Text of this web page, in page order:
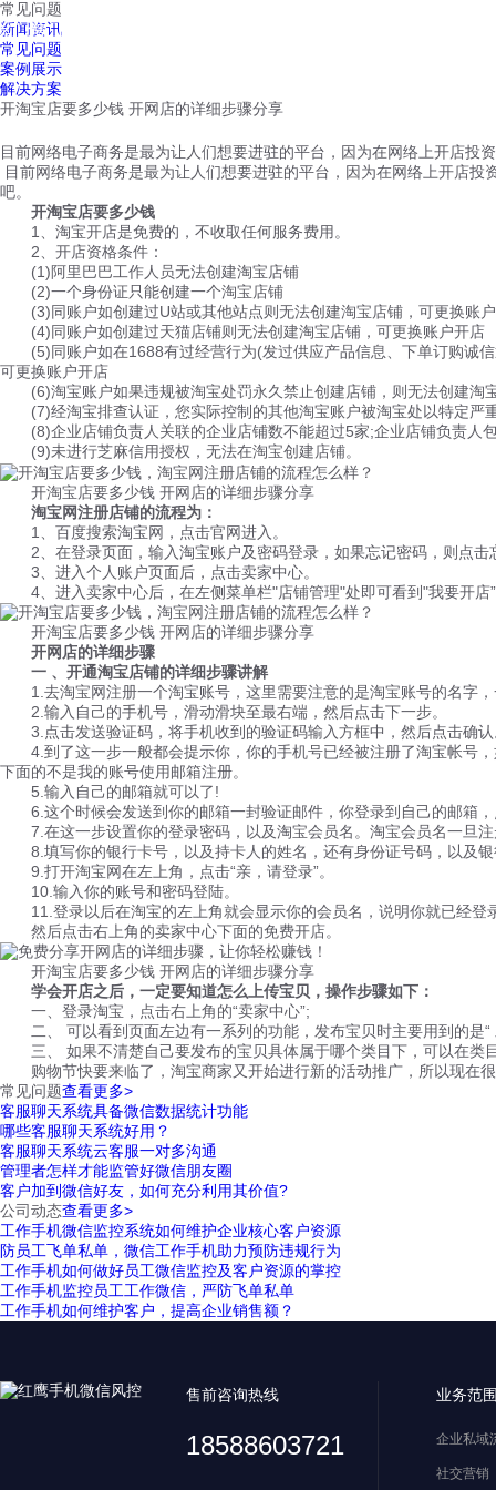
红鹰工作手机
常见问题
新闻资讯
常见问题
案例展示
解决方案
开淘宝店要多少钱 开网店的详细步骤分享
目前网络电子商务是最为让人们想要进驻的平台，因为在网络上开店
目前网络电子商务是最为让人们想要进驻的平台，因为在网络上开店
吧。
开淘宝店要多少钱
1、淘宝开店是免费的，不收取任何服务费用。
2、开店资格条件：
(1)阿里巴巴工作人员无法创建淘宝店铺
(2)一个身份证只能创建一个淘宝店铺
(3)同账户如创建过U站或其他站点则无法创建淘宝店铺，可更换账
(4)同账户如创建过天猫店铺则无法创建淘宝店铺，可更换账户开店
(5)同账户如在1688有过经营行为(发过供应产品信息、下单订购诚信
可更换账户开店
(6)淘宝账户如果违规被淘宝处罚永久禁止创建店铺，则无法创建淘
(7)经淘宝排查认证，您实际控制的其他淘宝账户被淘宝处以特定严
(8)企业店铺负责人关联的企业店铺数不能超过5家;企业店铺负责人
(9)未进行芝麻信用授权，无法在淘宝创建店铺。
开淘宝店要多少钱 开网店的详细步骤分享
淘宝网注册店铺的流程为：
1、百度搜索淘宝网，点击官网进入。
2、在登录页面，输入淘宝账户及密码登录，如果忘记密码，则点击
3、进入个人账户页面后，点击卖家中心。
4、进入卖家中心后，在左侧菜单栏"店铺管理"处即可看到"我要开店
开淘宝店要多少钱 开网店的详细步骤分享
开网店的详细步骤
一 、开通淘宝店铺的详细步骤讲解
1.去淘宝网注册一个淘宝账号，这里需要注意的是淘宝账号的名字，
2.输入自己的手机号，滑动滑块至最右端，然后点击下一步。
3.点击发送验证码，将手机收到的验证码输入方框中，然后点击确认
4.到了这一步一般都会提示你，你的手机号已经被注册了淘宝帐号，
下面的不是我的账号使用邮箱注册。
5.输入自己的邮箱就可以了!
6.这个时候会发送到你的邮箱一封验证邮件，你登录到自己的邮箱，
7.在这一步设置你的登录密码，以及淘宝会员名。淘宝会员名一旦注
8.填写你的银行卡号，以及持卡人的姓名，还有身份证号码，以及银
9.打开淘宝网在左上角，点击“亲，请登录”。
10.输入你的账号和密码登陆。
11.登录以后在淘宝的左上角就会显示你的会员名，说明你就已经登
然后点击右上角的卖家中心下面的免费开店。
开淘宝店要多少钱 开网店的详细步骤分享
学会开店之后，一定要知道怎么上传宝贝，操作步骤如下：
一、登录淘宝，点击右上角的“卖家中心”;
二、 可以看到页面左边有一系列的功能，发布宝贝时主要用到的是“
三、 如果不清楚自己要发布的宝贝具体属于哪个类目下，可以在类
购物节快要来临了，淘宝商家又开始进行新的活动推广，所以现在
常见问题查看更多>
客服聊天系统具备微信数据统计功能
哪些客服聊天系统好用？
客服聊天系统云客服一对多沟通
管理者怎样才能监管好微信朋友圈
客户加到微信好友，如何充分利用其价值?
公司动态查看更多>
工作手机微信监控系统如何维护企业核心客户资源
防员工飞单私单，微信工作手机助力预防违规行为
工作手机如何做好员工微信监控及客户资源的掌控
工作手机监控员工工作微信，严防飞单私单
工作手机如何维护客户，提高企业销售额？
售前咨询热线
18588603721
业务范
企业私域
社交营销